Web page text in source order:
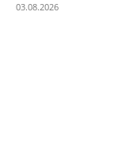
03.08.2026